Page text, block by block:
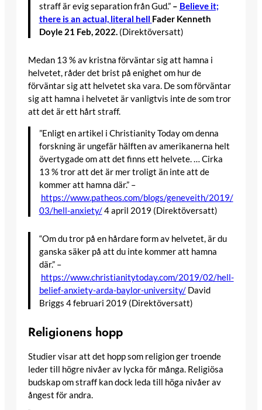
straff är evig separation från Gud.” – Believe it;
there is an actual, literal hell Fader Kenneth
Doyle 21 Feb, 2022. (Direktöversatt)
Medan 13 % av kristna förväntar sig att hamna i
helvetet, råder det brist på enighet om hur de
förväntar sig att helvetet ska vara. De som förväntar
sig att hamna i helvetet är vanligtvis inte de som tror
att det är ett hårt straff.
”Enligt en artikel i Christianity Today om denna
forskning är ungefär hälften av amerikanerna helt
övertygade om att det finns ett helvete. … Cirka
13 % tror att det är mer troligt än inte att de
kommer att hamna där.” –
https://www.patheos.com/blogs/geneveith/2019/
03/hell-anxiety/4 april 2019 (Direktöversatt)
“Om du tror på en hårdare form av helvetet, är du
ganska säker på att du inte kommer att hamna
där.” –
https://www.christianitytoday.com/2019/02/hell-
belief-anxiety-arda-baylor-university/David
Briggs 4 februari 2019 (Direktöversatt)
Religionens hopp
Studier visar att det hopp som religion ger troende
leder till högre nivåer av lycka för många. Religiösa
budskap om straff kan dock leda till höga nivåer av
ångest för andra.